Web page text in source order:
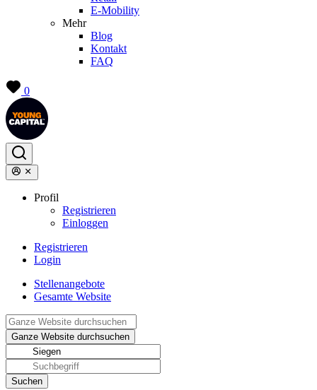
E-Mobility
Mehr
Blog
Kontakt
FAQ
0
Profil
Registrieren
Einloggen
Registrieren
Login
Stellenangebote
Gesamte Website